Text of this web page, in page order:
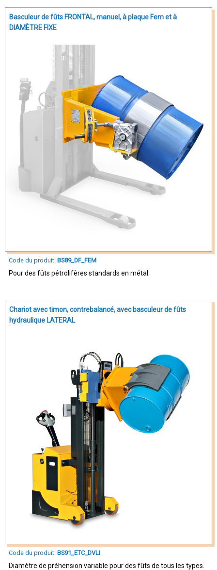
Basculeur de fûts FRONTAL, manuel, à plaque Fem et à
DIAMÈTRE FIXE
Code du produit: BS89_DF_FEM
Pour des fûts pétrolifères standards en métal.
Chariot avec timon, contrebalancé, avec basculeur de fûts
hydraulique LATERAL
Code du produit: BS91_ETC_DVLI
Diamètre de préhension variable pour des fûts de tous les types.